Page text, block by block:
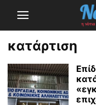
κατάρτιση